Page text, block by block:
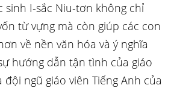
sinh I-sắc Niu-tơn không chỉ
từ vựng mà còn giúp các con
về nền văn hóa và ý nghĩa
hướng dẫn tận tình của giáo
ngũ giáo viên Tiếng Anh của